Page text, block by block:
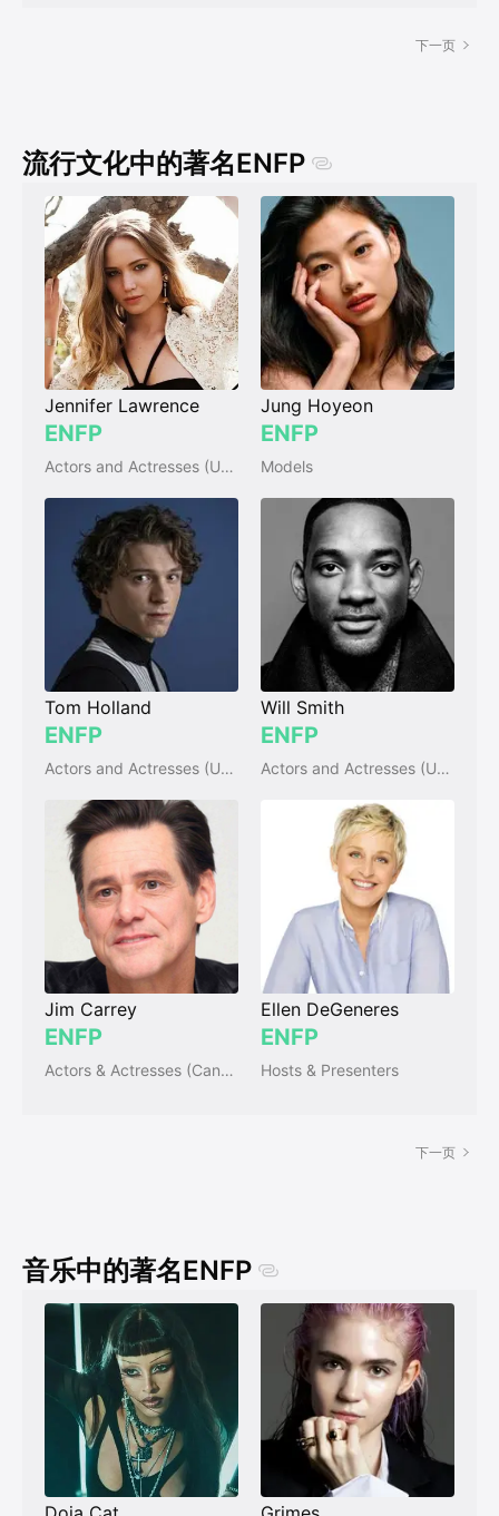
下一页
流行文化中的著名ENFP
Jennifer Lawrence
ENFP
Actors and Actresses (USA)
Jung Hoyeon
ENFP
Models
Tom Holland
ENFP
Actors and Actresses (UK & Ireland)
Will Smith
ENFP
Actors and Actresses (USA)
Jim Carrey
ENFP
Actors & Actresses (Canada)
Ellen DeGeneres
ENFP
Hosts & Presenters
下一页
音乐中的著名ENFP